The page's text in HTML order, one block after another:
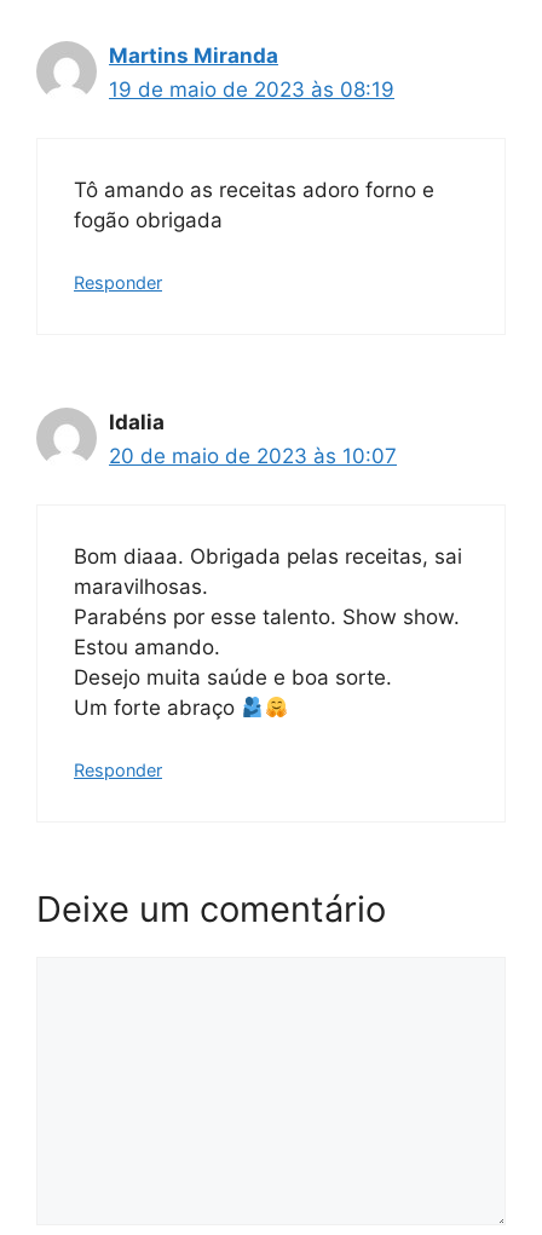
Martins Miranda
19 de maio de 2023 às 08:19
Tô amando as receitas adoro forno e
fogão obrigada
Responder
Idalia
20 de maio de 2023 às 10:07
Bom diaaa. Obrigada pelas receitas, sai
maravilhosas.
Parabéns por esse talento. Show show.
Estou amando.
Desejo muita saúde e boa sorte.
Um forte abraço
Responder
Deixe um comentário